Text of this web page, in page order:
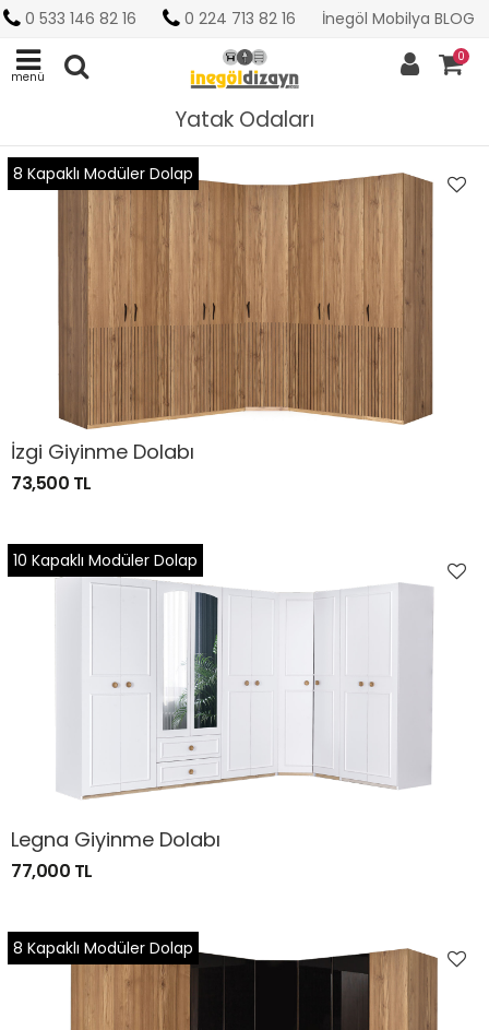
0 533 146 82 16 0 224 713 82 16 İnegöl Mobilya BLOG
menü
0
Yatak Odaları
8 Kapaklı Modüler Dolap
İzgi Giyinme Dolabı
73,500 TL
10 Kapaklı Modüler Dolap
Legna Giyinme Dolabı
77,000 TL
8 Kapaklı Modüler Dolap